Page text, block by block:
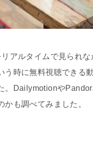
アルタイムで見られ
う時に無料視聴できる
。Dailymotionや
かも調べてみました。